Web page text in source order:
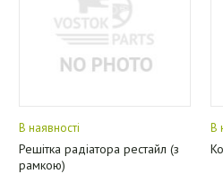
В наявності
Решітка радіатора рестайл (з
рамкою)
В